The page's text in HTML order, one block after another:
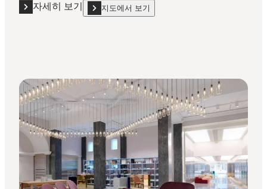
자세히 보기
자세히 보기 "포스티안 (Paustian)"
지도에서 보기
show 포스티안 (Paustian) on_map